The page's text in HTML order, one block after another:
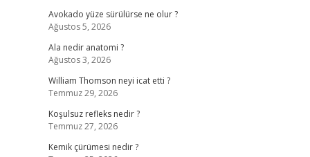
Avokado yüze sürülürse ne olur ?
Ağustos 5, 2026
Ala nedir anatomi ?
Ağustos 3, 2026
William Thomson neyi icat etti ?
Temmuz 29, 2026
Koşulsuz refleks nedir ?
Temmuz 27, 2026
Kemik çürümesi nedir ?